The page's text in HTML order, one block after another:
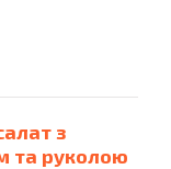
з
та руколою